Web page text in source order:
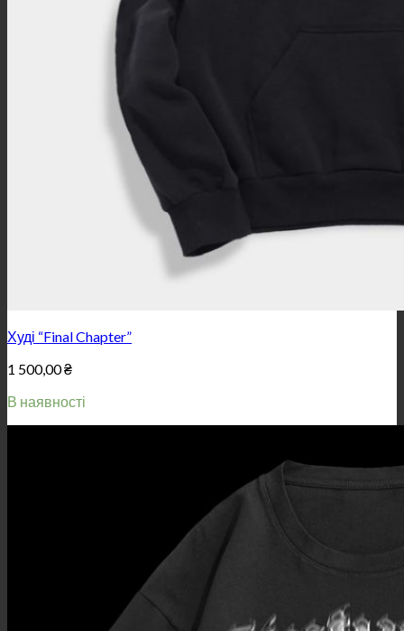
Худі “Final Chapter”
1 500,00₴
В наявності